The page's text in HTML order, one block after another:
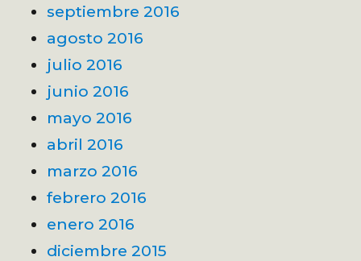
septiembre 2016
agosto 2016
julio 2016
junio 2016
mayo 2016
abril 2016
marzo 2016
febrero 2016
enero 2016
diciembre 2015